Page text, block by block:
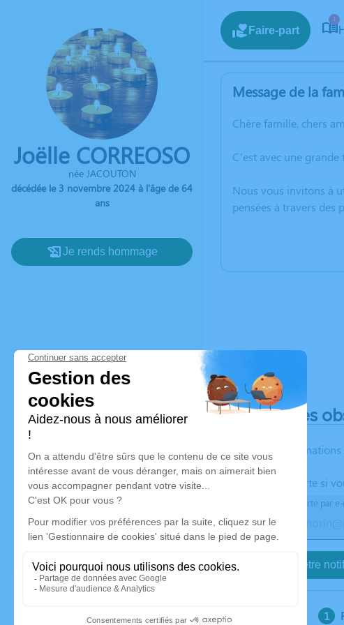
Joëlle CORREOSO
née JACOUTON
décédée le 3 novembre 2024 à l'âge de 64
ans
Je rends hommage
Faire-part
1
Message de la
Chère famille, chers
C’est avec une
Nous vous invitons à
pensées à travers des
Déroulé des
Les
Activez une alerte si
Recevoir une alerte par
Je veux être